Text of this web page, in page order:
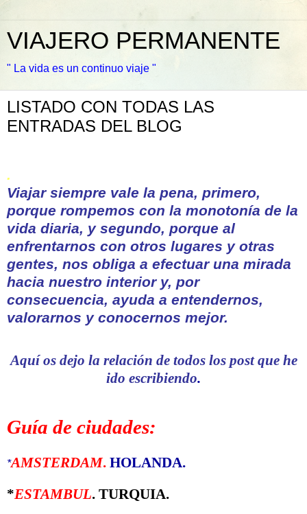
VIAJERO PERMANENTE
" La vida es un continuo viaje "
LISTADO CON TODAS LAS
ENTRADAS DEL BLOG
.
Viajar siempre vale la pena, primero,
porque rompemos con la monotonía de la
vida diaria, y segundo, porque al
enfrentarnos con otros lugares y otras
gentes, nos obliga a efectuar una mirada
hacia nuestro interior y, por
consecuencia, ayuda a entendernos,
valorarnos y conocernos mejor.
Aquí os dejo la relación de todos los post que he
ido escribiendo.
Guía de ciudades:
*AMSTERDAM. HOLANDA.
*ESTAMBUL. TURQUIA.